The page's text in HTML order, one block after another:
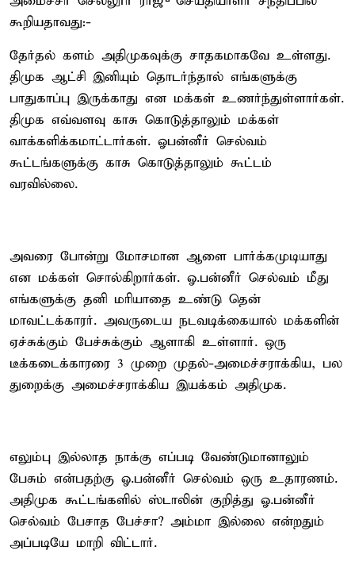
கூறியதாவது:-
தேர்தல் களம் அதிமுகவுக்கு சாதகமாகவே உள்ளது.
திமுக ஆட்சி இனியும் தொடர்ந்தால் எங்களுக்கு
பாதுகாப்பு இருக்காது என மக்கள் உணர்ந்துள்ளார்கள்.
திமுக எவ்வளவு காசு கொடுத்தாலும் மக்கள்
வாக்களிக்கமாட்டார்கள். ஓபன்னீர் செல்வம்
கூட்டங்களுக்கு காசு கொடுத்தாலும் கூட்டம்
வரவில்லை.
அவரை போன்று மோசமான ஆளை பார்க்கமுடியாது
என மக்கள் சொல்கிறார்கள். ஓ.பன்னீர் செல்வம் மீது
எங்களுக்கு தனி மரியாதை உண்டு தென்
மாவட்டக்காரர். அவருடைய நடவடிக்கையால் மக்களின்
ஏச்சுக்கும் பேச்சுக்கும் ஆளாகி உள்ளார். ஒரு
டீக்கடைக்காரரை 3 முறை முதல்-அமைச்சராக்கிய, பல
துறைக்கு அமைச்சராக்கிய இயக்கம் அதிமுக.
எலும்பு இல்லாத நாக்கு எப்படி வேண்டுமானாலும்
பேசும் என்பதற்கு ஓ.பன்னீர் செல்வம் ஒரு உதாரணம்.
அதிமுக கூட்டங்களில் ஸ்டாலின் குறித்து ஓ.பன்னீர்
செல்வம் பேசாத பேச்சா? அம்மா இல்லை என்றதும்
அப்படியே மாறி விட்டார்.